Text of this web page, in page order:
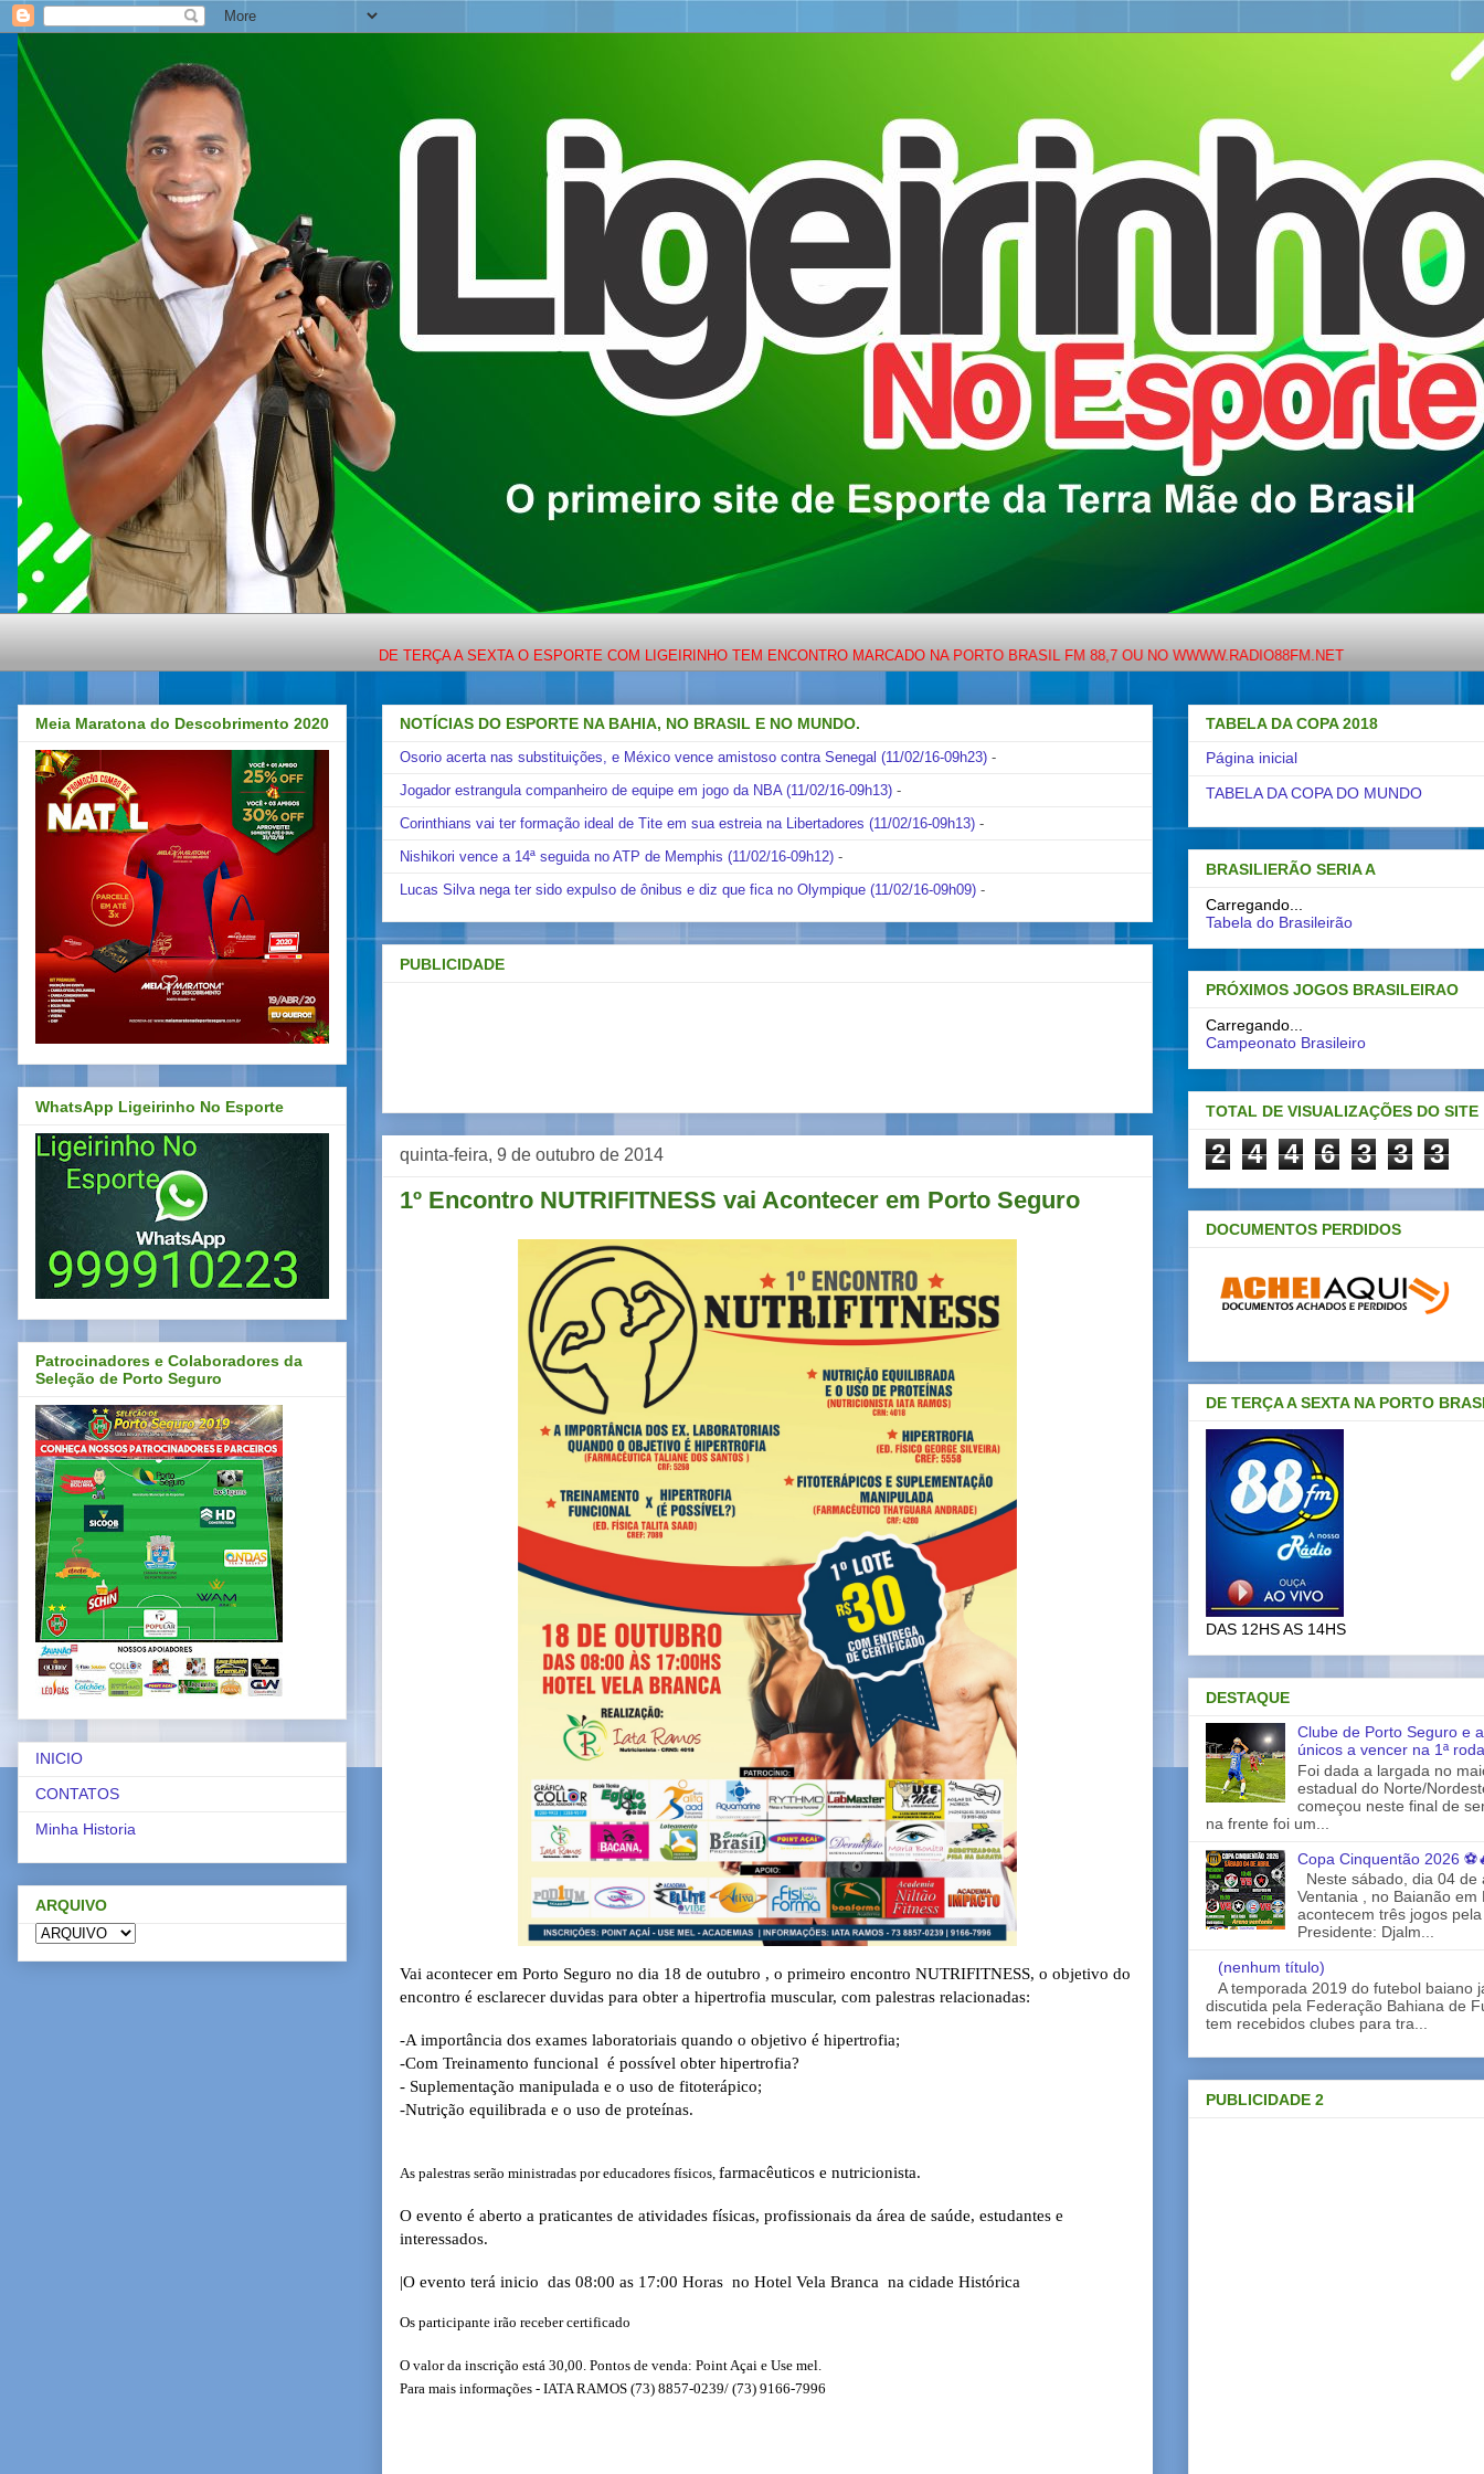
DE TERÇA A SEXTA O ESPORTE COM LIGEIRINHO TEM ENCONTRO MARCADO NA PORTO BRASIL FM 88,7 OU NO WWWW.RADIO88FM.NET
NOTÍCIAS DO ESPORTE NA BAHIA, NO BRASIL E NO MUNDO.
Osorio acerta nas substituições, e México vence amistoso contra Senegal (11/02/16-09h23) -
Jogador estrangula companheiro de equipe em jogo da NBA (11/02/16-09h13) -
Corinthians vai ter formação ideal de Tite em sua estreia na Libertadores (11/02/16-09h13) -
Nishikori vence a 14ª seguida no ATP de Memphis (11/02/16-09h12) -
Lucas Silva nega ter sido expulso de ônibus e diz que fica no Olympique (11/02/16-09h09) -
PUBLICIDADE
quinta-feira, 9 de outubro de 2014
1º Encontro NUTRIFITNESS vai Acontecer em Porto Seguro
Vai acontecer em Porto Seguro no dia 18 de outubro , o primeiro encontro NUTRIFITNESS, o objetivo do
encontro é esclarecer duvidas para obter a hipertrofia muscular, com palestras relacionadas:
-A importância dos exames laboratoriais quando o objetivo é hipertrofia;
-Com Treinamento funcional é possível obter hipertrofia?
- Suplementação manipulada e o uso de fitoterápico;
-Nutrição equilibrada e o uso de proteínas.
As palestras serão ministradas por educadores físicos, farmacêuticos e nutricionista.
O evento é aberto a praticantes de atividades físicas, profissionais da área de saúde, estudantes e
interessados.
|O evento terá inicio das 08:00 as 17:00 Horas no Hotel Vela Branca na cidade Histórica
Os participante irão receber certificado
O valor da inscrição está 30,00. Pontos de venda: Point Açai e Use mel.
Para mais informações - IATA RAMOS (73) 8857-0239/ (73) 9166-7996
Meia Maratona do Descobrimento 2020
WhatsApp Ligeirinho No Esporte
Patrocinadores e Colaboradores da
Seleção de Porto Seguro
INICIO
CONTATOS
Minha Historia
ARQUIVO
TABELA DA COPA 2018
Página inicial
TABELA DA COPA DO MUNDO
BRASILIERÃO SERIA A
Carregando...
Tabela do Brasileirão
PRÓXIMOS JOGOS BRASILEIRAO
Carregando...
Campeonato Brasileiro
TOTAL DE VISUALIZAÇÕES DO SITE
2 4 4 6 3 3 3
DOCUMENTOS PERDIDOS
DE TERÇA A SEXTA NA PORTO
DAS 12HS AS 14HS
DESTAQUE
Clube de Porto Seguro e
únicos a vencer na 1ª
Foi dada a largada no
estadual do Norte/
começou neste final de
na frente foi um...
Copa Cinquentão 2026
Neste sábado, dia 04 de
Ventania , no Baianão em
acontecem três jogos
Presidente: Djalm...
(nenhum título)
A temporada 2019 do futebol baiano
discutida pela Federação Bahiana de
tem recebidos clubes para tra...
PUBLICIDADE 2